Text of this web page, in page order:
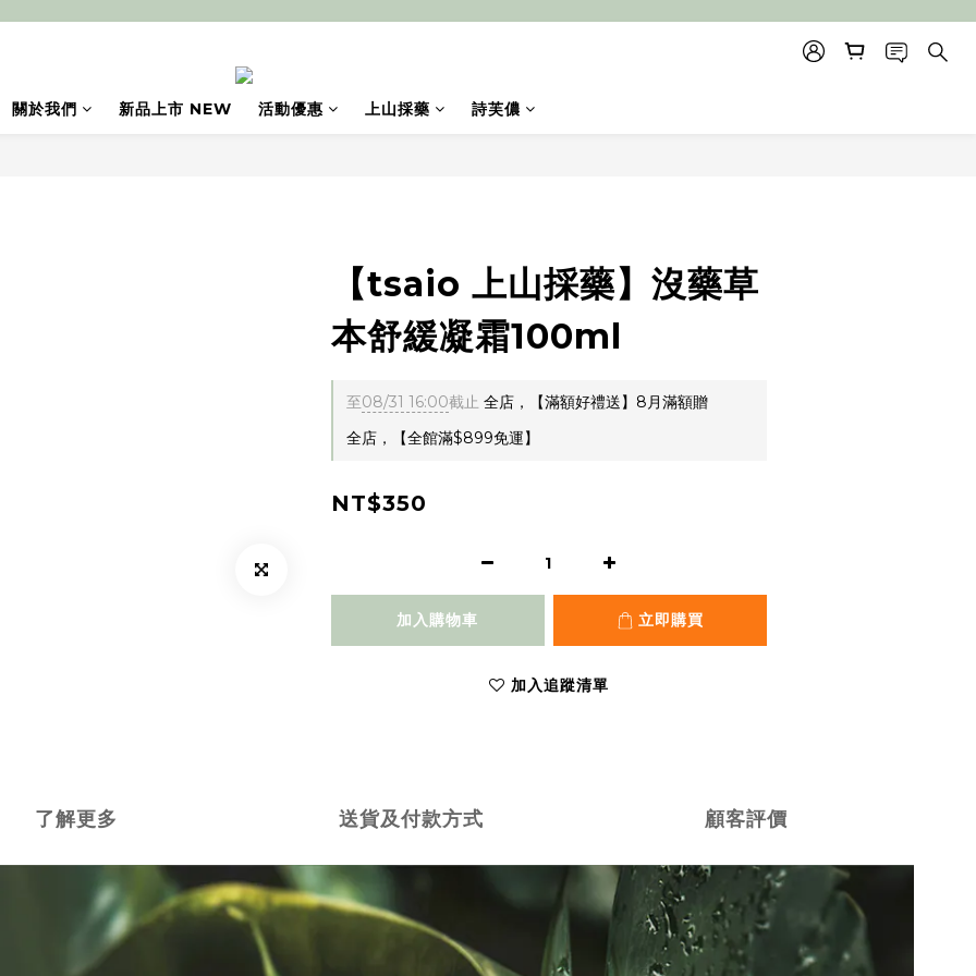
關於我們 新品上市 NEW 活動優惠 上山採藥 詩芙儂
【tsaio 上山採藥】沒藥草
本舒緩凝霜100ml
至08/31 16:00截止 全店，【滿額好禮送】8月滿額贈
全店，【全館滿$899免運】
NT$350
加入購物車 立即購買
加入追蹤清單
了解更多 送貨及付款方式 顧客評價